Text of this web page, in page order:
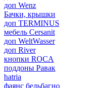
доп Wenz
Бачки, крышки
доп TERMINUS
мебель Cersanit
доп WeltWasser
доп River
кнопки ROCA
поддоны Равак
hatria
фаянс бельбагно